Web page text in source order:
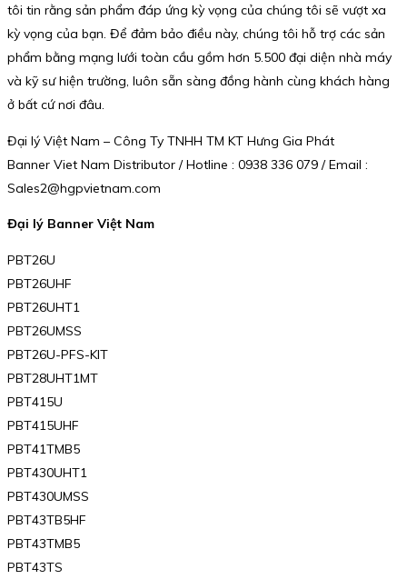
tôi tin rằng sản phẩm đáp ứng kỳ vọng của chúng tôi sẽ vượt xa
kỳ vọng của bạn. Để đảm bảo điều này, chúng tôi hỗ trợ các sản
phẩm bằng mạng lưới toàn cầu gồm hơn 5.500 đại diện nhà máy
và kỹ sư hiện trường, luôn sẵn sàng đồng hành cùng khách hàng
ở bất cứ nơi đâu.
Đại lý Việt Nam – Công Ty TNHH TM KT Hưng Gia Phát
Banner Viet Nam Distributor / Hotline : 0938 336 079 / Email :
Sales2@hgpvietnam.com
Đại lý Banner Việt Nam
PBT26U
PBT26UHF
PBT26UHT1
PBT26UMSS
PBT26U-PFS-KIT
PBT28UHT1MT
PBT415U
PBT415UHF
PBT41TMB5
PBT430UHT1
PBT430UMSS
PBT43TB5HF
PBT43TMB5
PBT43TS